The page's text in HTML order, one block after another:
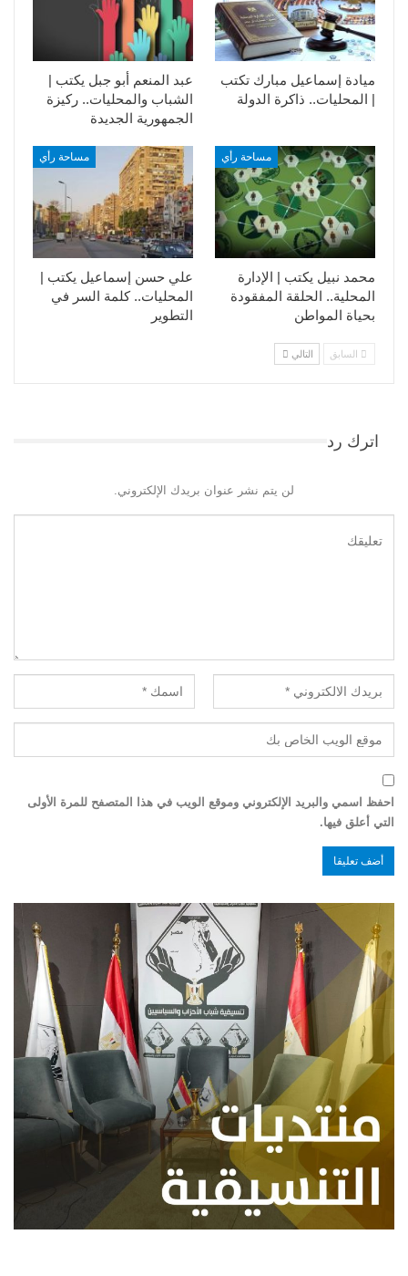
عبد المنعم أبو جبل يكتب |
الشباب والمحليات.. ركيزة
الجمهورية الجديدة
ميادة إسماعيل مبارك تكتب
| المحليات.. ذاكرة الدولة
مساحة رأي
علي حسن إسماعيل يكتب |
المحليات.. كلمة السر في
التطوير​
مساحة رأي
محمد نبيل يكتب | الإدارة
المحلية.. الحلقة المفقودة
بحياة المواطن
السابق التالي
اترك رد
لن يتم نشر عنوان بريدك الإلكتروني.
احفظ اسمي والبريد الإلكتروني وموقع الويب في هذا المتصفح للمرة الأولى
التي أعلق فيها.